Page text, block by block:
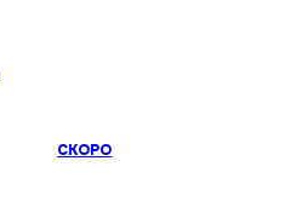
СКОРО